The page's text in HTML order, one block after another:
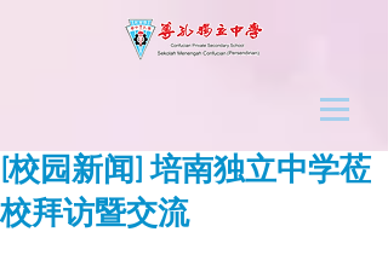
[校园新闻] 培南独立中学莅
校拜访暨交流